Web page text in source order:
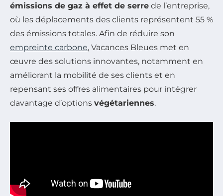
émissions de gaz à effet de serre de l’entreprise,
où les déplacements des clients représentent 55 %
des émissions totales. Afin de réduire son
empreinte carbone, Vacances Bleues met en
œuvre des solutions innovantes, notamment en
améliorant la mobilité de ses clients et en
repensant ses offres alimentaires pour intégrer
davantage d’options végétariennes.